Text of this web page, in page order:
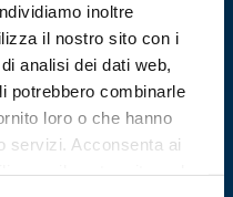
inoltre
il nostro sito con i
analisi dei dati web,
potrebbero combinarle
loro o che hanno
servizi. Acconsenta ai
SUD ITALIA